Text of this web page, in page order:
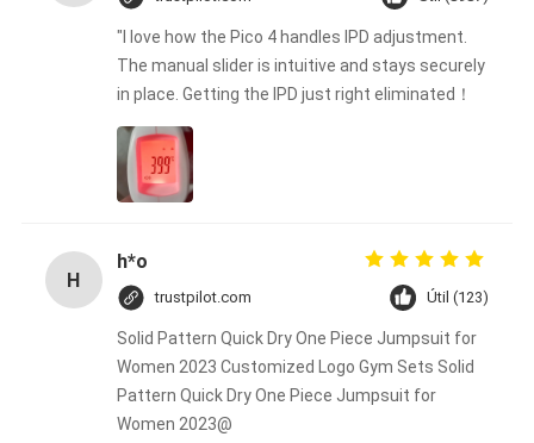
"I love how the Pico 4 handles IPD adjustment.
The manual slider is intuitive and stays securely
in place. Getting the IPD just right eliminated！
H
h*o
trustpilot.com Útil (123)
Solid Pattern Quick Dry One Piece Jumpsuit for
Women 2023 Customized Logo Gym Sets Solid
Pattern Quick Dry One Piece Jumpsuit for
Women 2023@